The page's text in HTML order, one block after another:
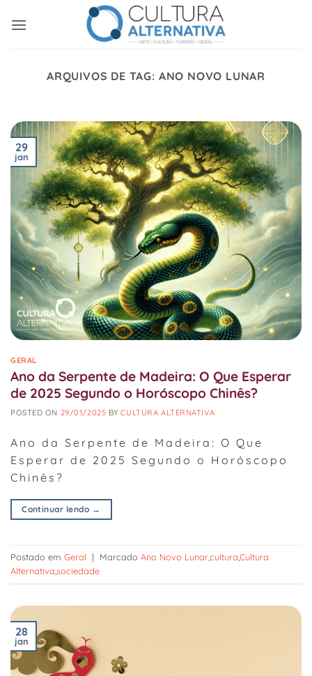
ARQUIVOS DE TAG: ANO NOVO LUNAR
29
jan
GERAL
Ano da Serpente de Madeira: O Que Esperar
de 2025 Segundo o Horóscopo Chinês?
POSTED ON 29/01/2025 BYCULTURA ALTERNATIVA
Ano da Serpente de Madeira: O Que
Esperar de 2025 Segundo o Horóscopo
Chinês?
Continuar lendo →
Postado em Geral | Marcado Ano Novo LunarculturaCultura
Alternativasociedade
28
jan